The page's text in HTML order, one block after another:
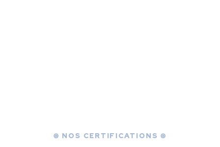
⊛ NOS CERTIFICATIONS ⊛